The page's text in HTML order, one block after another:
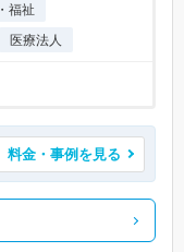
福祉
医療法人
料金・事例を見る